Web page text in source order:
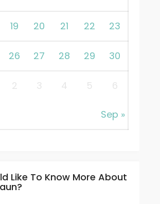
Sep »
19 20 21 22 23
26 27 28 29 30
2 3 4 5 6
Like To Know More About